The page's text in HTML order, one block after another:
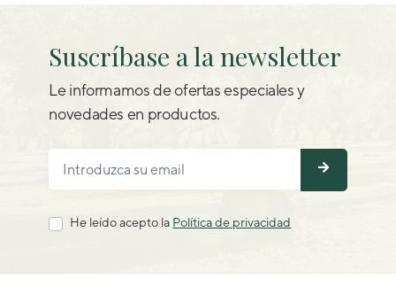
Suscríbase a la newsletter
Le informamos de ofertas especiales y
novedades en productos.
He leído acepto la Política de privacidad